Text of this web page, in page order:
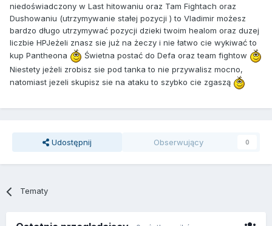
niedoświadczony w Last hitowaniu oraz Tam Fightach oraz
Dushowaniu (utrzymywanie stałej pozycji ) to Vladimir możesz
bardzo długo utrzymywać pozycji dzieki twoim healom oraz duzej
liczbie HPJeżeli znasz sie już na żeczy i nie łatwo cie wykiwać to
kup Pantheona
Świetna postać do Defa oraz team fightow
Niestety jeżeli zrobisz sie pod tanka to nie przywalisz mocno,
natomiast jezeli skupisz sie na ataku to szybko cie zgaszą
Udostępnij Obserwujący 0
Tematy